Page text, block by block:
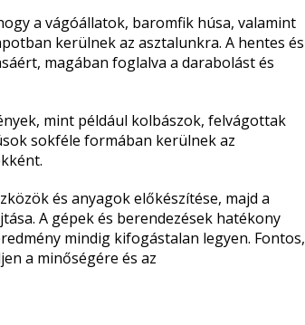
a vágóállatok, baromfik húsa, valamint
kerülnek az asztalunkra. A hentes és
magában foglalva a darabolást és
mint például kolbászok, felvágottak
sokféle formában kerülnek az
és anyagok előkészítése, majd a
A gépek és berendezések hatékony
mindig kifogástalan legyen. Fontos,
a minőségére és az